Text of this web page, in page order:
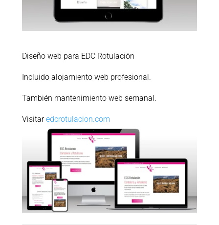
Diseño web para EDC Rotulación
Incluido alojamiento web profesional.
También mantenimiento web semanal.
Visitaredcrotulacion.com